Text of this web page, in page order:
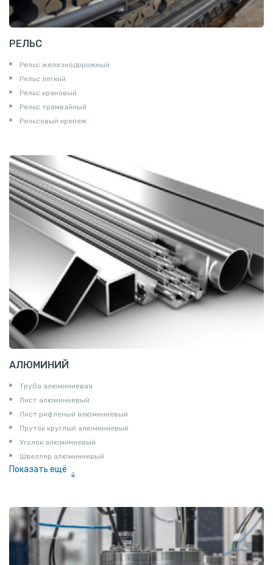
РЕЛЬС
Рельс железнодорожный
Рельс легкий
Рельс крановый
Рельс трамвайный
Рельсовый крепеж
АЛЮМИНИЙ
Труба алюминиевая
Лист алюминиевый
Лист рифленый алюминиевый
Пруток круглый алюминиевый
Уголок алюминиевый
Швеллер алюминиевый
Показать ещё
Шина электротехническая
Алюминиевая плита
Z профиль алюминиевый
Т профиль алюминиевый